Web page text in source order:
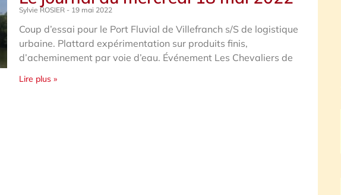
Sylvie ROSIER 19 mai 2022
Coup d’essai pour le Port Fluvial de Villefranch s/S de logistique
urbaine. Plattard expérimentation sur produits finis,
d’acheminement par voie d’eau. Événement Les Chevaliers de
Lire plus »